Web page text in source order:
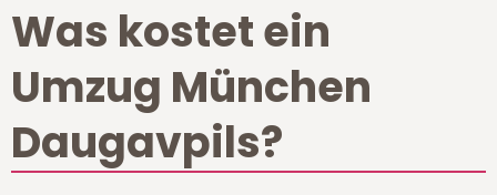
Was kostet ein
Umzug München
Daugavpils?